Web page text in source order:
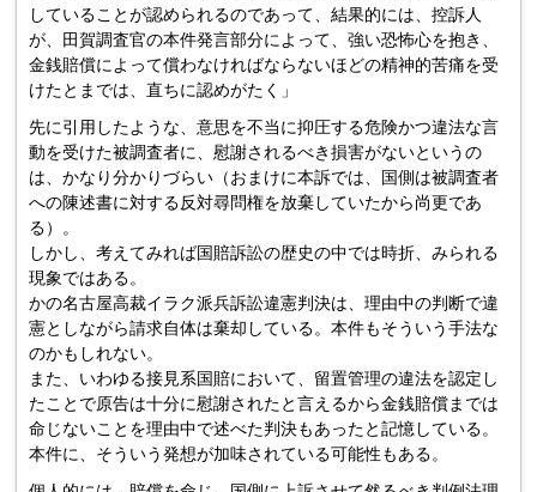
していることが認められるのであって、結果的には、控訴人
が、田賀調査官の本件発言部分によって、強い恐怖心を抱き、
金銭賠償によって償わなければならないほどの精神的苦痛を受
けたとまでは、直ちに認めがたく」
先に引用したような、意思を不当に抑圧する危険かつ違法な言
動を受けた被調査者に、慰謝されるべき損害がないというの
は、かなり分かりづらい（おまけに本訴では、国側は被調査者
への陳述書に対する反対尋問権を放棄していたから尚更であ
る）。
しかし、考えてみれば国賠訴訟の歴史の中では時折、みられる
現象ではある。
かの名古屋高裁イラク派兵訴訟違憲判決は、理由中の判断で違
憲としながら請求自体は棄却している。本件もそういう手法な
のかもしれない。
また、いわゆる接見系国賠において、留置管理の違法を認定し
たことで原告は十分に慰謝されたと言えるから金銭賠償までは
命じないことを理由中で述べた判決もあったと記憶している。
本件に、そういう発想が加味されている可能性もある。